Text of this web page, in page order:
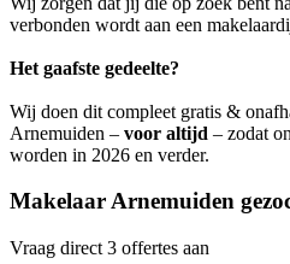
verbonden wordt aan een
Het gaafste gedeelte?
Wij doen dit compleet gratis &
Arnemuiden – voor altijd – zodat
worden in 2026 en verder.
Makelaar Arnemuiden
Vraag direct 3 offertes aan